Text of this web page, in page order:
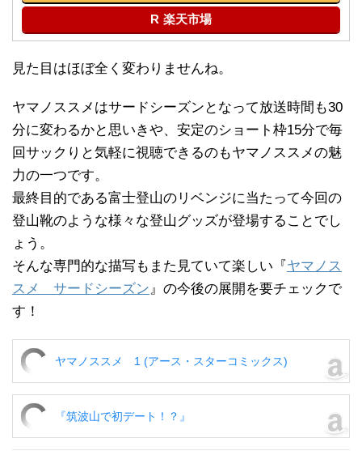
楽天市場
見た目はほぼ全く変わりませんね。
ヤマノススメはサードシーズンとなって放送時間も30
分に変わるかと思いきや、安定のショート枠15分で毎
回サックりと気軽に視聴できるのもヤマノススメの魅
力の一つです。
最終目的である富士登山のリベンジに当たって今回の
登山靴のような様々な登山グッズが登場することでし
ょう。
そんな専門的な描写もまた見ていて楽しい『ヤマノス
スメ サードシーズン 』の今後の展開を要チェックで
す！
ヤマノススメ 1 (アース・スターコミックス)
『筑波山で初デート！？』